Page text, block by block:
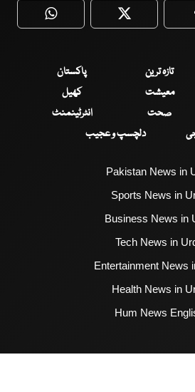
WhatsApp Twitter
تازہ ترین
پاکستان
معیشت
کھیل
صحت
انٹرٹینمنٹ
دلچسپ و عجیب
Pakistan News in
Sports News in
Business News in
Tech News in
Entertainment News
Health News in
Hum News